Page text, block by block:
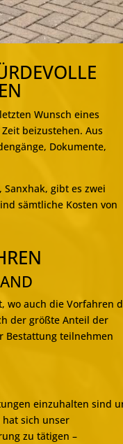
Wunsch eines
beizustehen. Aus
Dokumente,
Sanxhak, gibt es zwei
sämtliche Kosten von
wo auch die Vorfahren
der größte Anteil der
Bestattung teilnehmen
einzuhalten sind
sich unser
zu tätigen –